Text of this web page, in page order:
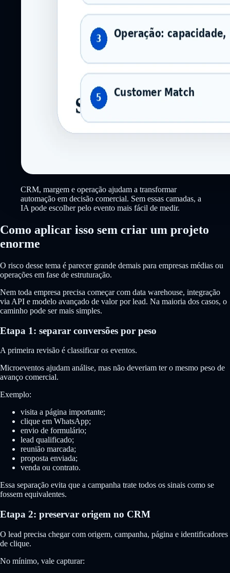
CRM, margem e operação ajudam a transformar
automação em decisão comercial. Sem essas camadas, a
IA pode escolher pelo evento mais fácil de medir.
Como aplicar isso sem criar um projeto
enorme
O risco desse tema é parecer grande demais para empresas médias ou
operações em fase de estruturação.
Nem toda empresa precisa começar com data warehouse, integração
via API e modelo avançado de valor por lead. Na maioria dos casos, o
caminho pode ser mais simples.
Etapa 1: separar conversões por peso
A primeira revisão é classificar os eventos.
Microeventos ajudam análise, mas não deveriam ter o mesmo peso de
avanço comercial.
Exemplo:
visita a página importante;
clique em WhatsApp;
envio de formulário;
lead qualificado;
reunião marcada;
proposta enviada;
venda ou contrato.
Essa separação evita que a campanha trate todos os sinais como se
fossem equivalentes.
Etapa 2: preservar origem no CRM
O lead precisa chegar com origem, campanha, página e identificadores
de clique.
No mínimo, vale capturar: